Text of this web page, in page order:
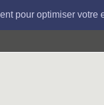
pour optimiser votre